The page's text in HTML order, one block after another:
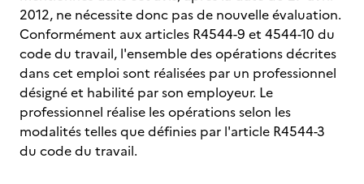
2012, ne nécessite donc pas de nouvelle évaluation.
Conformément aux articles R4544-9 et 4544-10 du
code du travail, l'ensemble des opérations décrites
dans cet emploi sont réalisées par un professionnel
désigné et habilité par son employeur. Le
professionnel réalise les opérations selon les
modalités telles que définies par l'article R4544-3
du code du travail.